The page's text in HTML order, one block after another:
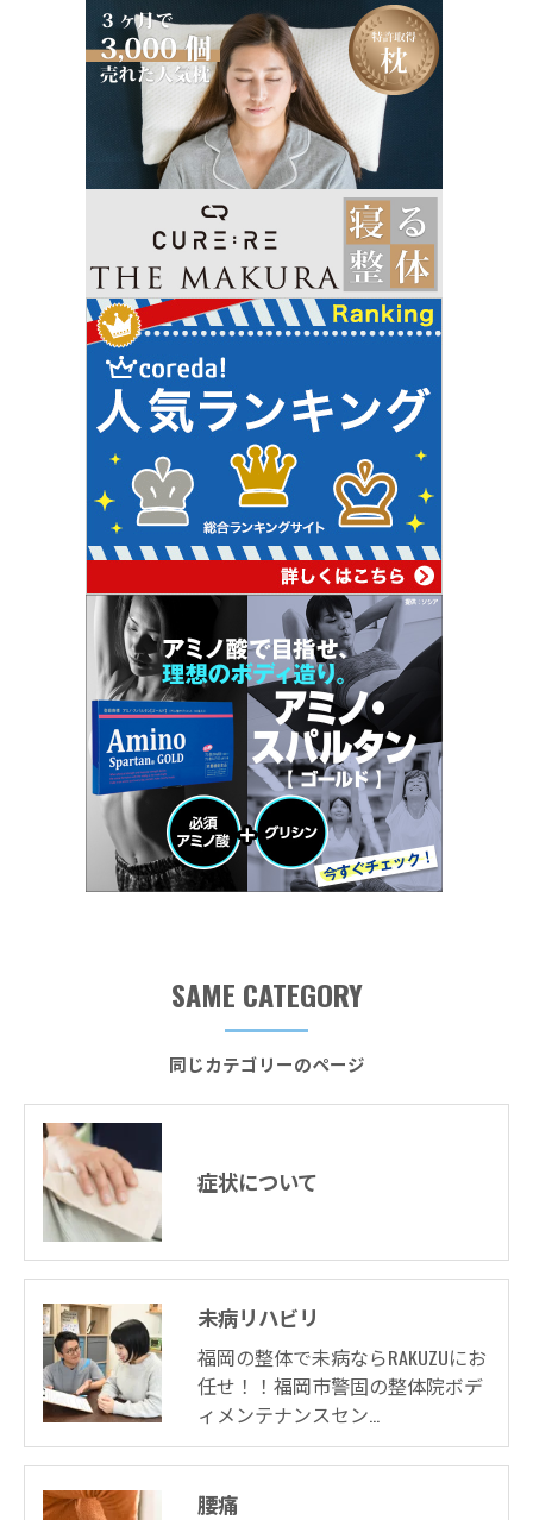
同じカテゴリーのページ
SAME CATEGORY
症状について
未病リハビリ
福岡の整体で未病ならRAKUZUにお
任せ！！福岡市警固の整体院ボデ
ィメンテナンスセン…
腰痛